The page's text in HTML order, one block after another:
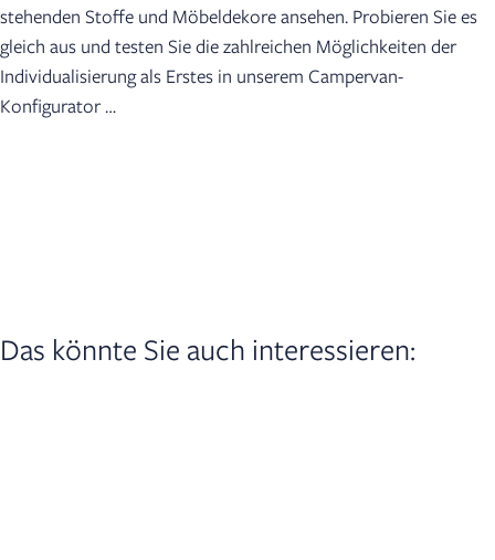
stehenden Stoffe und Möbeldekore ansehen. Probieren Sie es
gleich aus und testen Sie die zahlreichen Möglichkeiten der
Individualisierung als Erstes in unserem Campervan-
Konfigurator …
Das könnte Sie auch interessieren: